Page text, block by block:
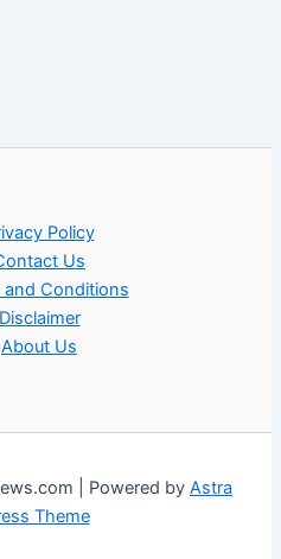
Policy
Us
and Conditions
Disclaimer
About Us
| Powered by Astra
Theme